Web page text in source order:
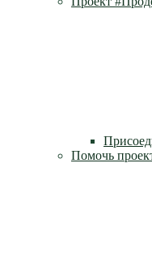
Помочь